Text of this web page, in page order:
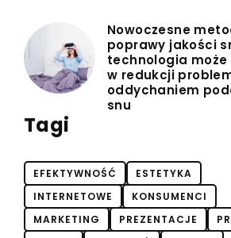
Nowoczesne
poprawy jakości
technologia może
w redukcji
oddychaniem
snu
Tagi
EFEKTYWNOŚĆ
ESTETYKA
INTERNETOWE
KONSUMENCI
MARKETING
PREZENTACJE